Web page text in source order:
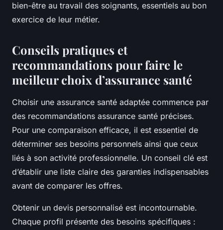
bien-être au travail des soignants, essentiels au bon
exercice de leur métier.
Conseils pratiques et
recommandations pour faire le
meilleur choix d’assurance santé
Choisir une assurance santé adaptée commence par
des recommandations assurance santé précises.
Pour une comparaison efficace, il est essentiel de
déterminer ses besoins personnels ainsi que ceux
liés à son activité professionnelle. Un conseil clé est
d’établir une liste claire des garanties indispensables
avant de comparer les offres.
Obtenir un devis personnalisé est incontournable.
Chaque profil présente des besoins spécifiques :